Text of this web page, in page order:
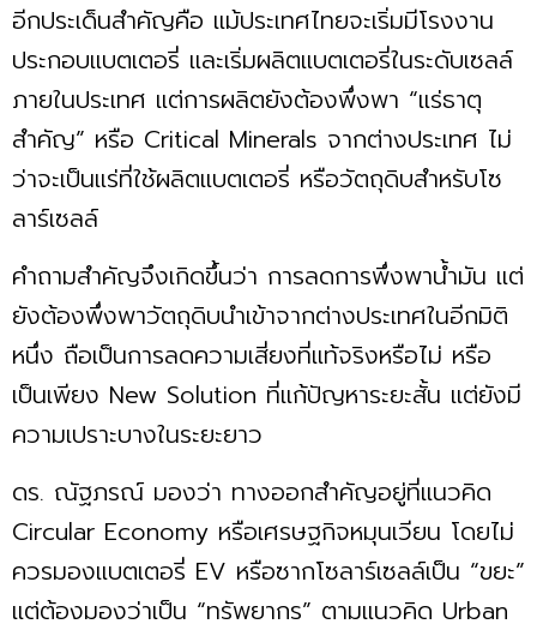
อีกประเด็นสำคัญคือ แม้ประเทศไทยจะเริ่มมีโรงงาน
ประกอบแบตเตอรี่ และเริ่มผลิตแบตเตอรี่ในระดับเซลล์
ภายในประเทศ แต่การผลิตยังต้องพึ่งพา “แร่ธาตุ
สำคัญ” หรือ Critical Minerals จากต่างประเทศ ไม่
ว่าจะเป็นแร่ที่ใช้ผลิตแบตเตอรี่ หรือวัตถุดิบสำหรับโซ
ลาร์เซลล์
คำถามสำคัญจึงเกิดขึ้นว่า การลดการพึ่งพาน้ำมัน แต่
ยังต้องพึ่งพาวัตถุดิบนำเข้าจากต่างประเทศในอีกมิติ
หนึ่ง ถือเป็นการลดความเสี่ยงที่แท้จริงหรือไม่ หรือ
เป็นเพียง New Solution ที่แก้ปัญหาระยะสั้น แต่ยังมี
ความเปราะบางในระยะยาว
ดร. ณัฐภรณ์ มองว่า ทางออกสำคัญอยู่ที่แนวคิด
Circular Economy หรือเศรษฐกิจหมุนเวียน โดยไม่
ควรมองแบตเตอรี่ EV หรือซากโซลาร์เซลล์เป็น “ขยะ”
แต่ต้องมองว่าเป็น “ทรัพยากร” ตามแนวคิด Urban